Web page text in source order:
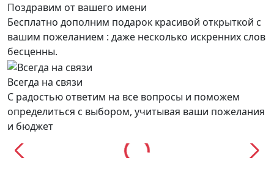
Поздравим от вашего имени
Бесплатно дополним подарок красивой открыткой с
вашим пожеланием : даже несколько искренних слов
бесценны.
Всегда на связи
С радостью ответим на все вопросы и поможем
определиться с выбором, учитывая ваши пожелания
и бюджет